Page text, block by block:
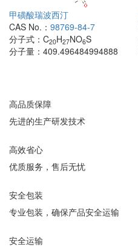
甲磺酸瑞波西汀
CAS No.： 98769-84-7
分子式： C20H27NO6S
分子量： 409.496484994888
高品质保障
先进的生产研发技术
高效省心
优质服务，售后无忧
安全包装
专业包装，确保产品安全运输
安全运输